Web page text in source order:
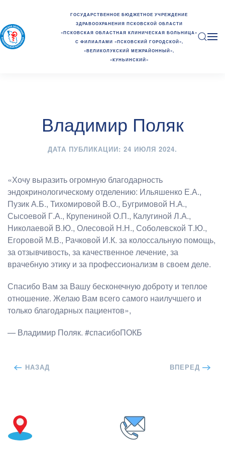
ГОСУДАРСТВЕННОЕ БЮДЖЕТНОЕ УЧРЕЖДЕНИЕ
ЗДРАВООХРАНЕНИЯ ПСКОВСКОЙ ОБЛАСТИ
«ПСКОВСКАЯ ОБЛАСТНАЯ КЛИНИЧЕСКАЯ БОЛЬНИЦА»
С ФИЛИАЛАМИ «ПСКОВСКИЙ ГОРОДСКОЙ»,
«ВЕЛИКОЛУКСКИЙ МЕЖРАЙОННЫЙ»,
«КУНЬИНСКИЙ»
Владимир Поляк
ДАТА ПУБЛИКАЦИИ: 24 ИЮЛЯ 2024.
«Хочу выразить огромную благодарность
эндокринологическому отделению: Ильяшенко Е.А.,
Пузик А.Б., Тихомировой В.О., Бугримовой Н.А.,
Сысоевой Г.А., Крупениной О.П., Калугиной Л.А.,
Николаевой В.Ю., Олесовой Н.Н., Соболевской Т.Ю.,
Егоровой М.В., Рачковой И.К. за колоссальную помощь,
за отзывчивость, за качественное лечение, за
врачебную этику и за профессионализм в своем деле.
Спасибо Вам за Вашу бесконечную доброту и теплое
отношение. Желаю Вам всего самого наилучшего и
только благодарных пациентов»,
— Владимир Поляк. #спасибоПОКБ
НАЗАД ВПЕРЕД